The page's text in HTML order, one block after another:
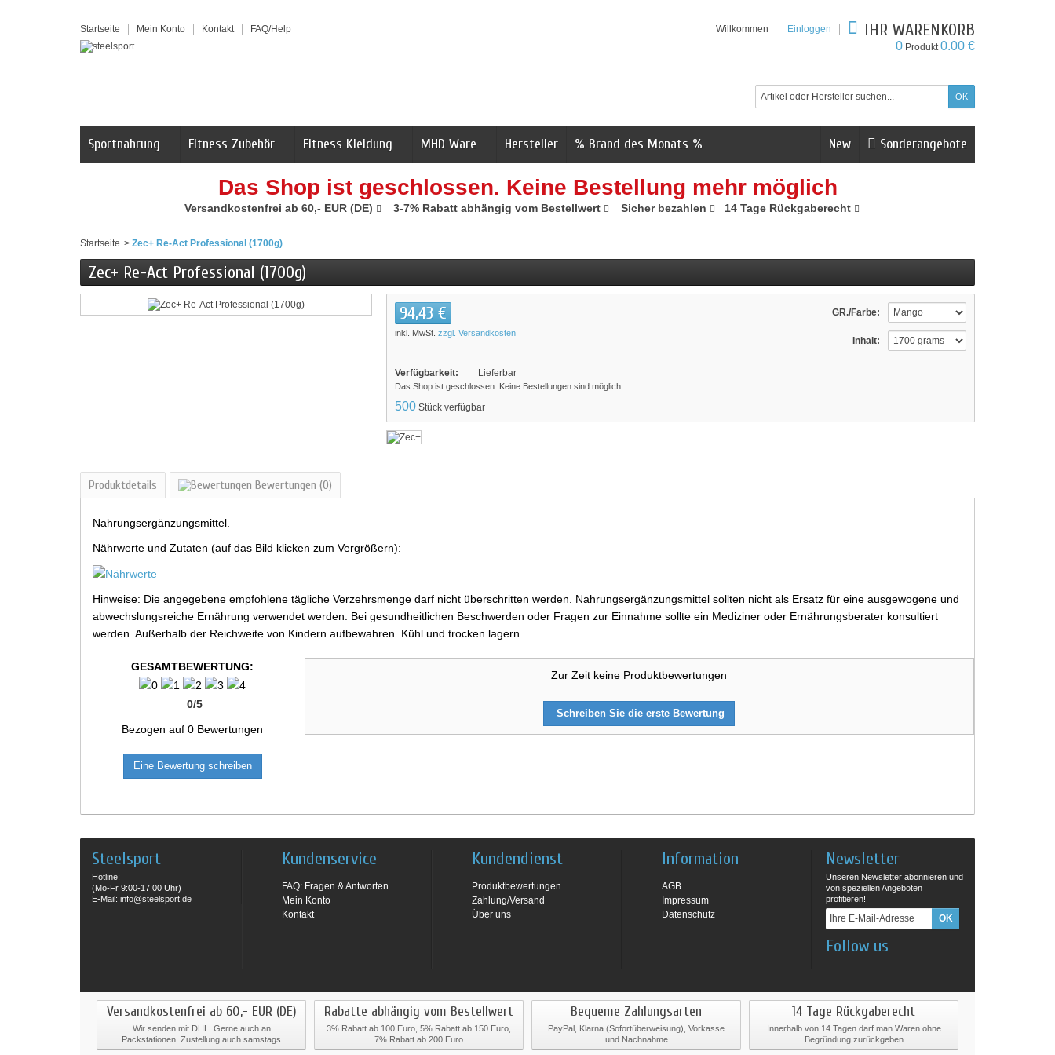
Startseite Mein Konto Kontakt FAQ/Help Willkommen Einloggen IHR WARENKORB
0 Produkt0.00 €
Sonderangebote
New
Sportnahrung Fitness Zubehör Fitness Kleidung MHD Ware Hersteller % Brand des Monats %
Das Shop ist geschlossen. Keine Bestellung mehr möglich
Versandkostenfrei ab 60,- EUR (DE) 3-7% Rabatt abhängig vom Bestellwert Sicher bezahlen 14 Tage Rückgaberecht
Startseite > Zec+ Re-Act Professional (1700g)
Zec+ Re-Act Professional (1700g)
GR./Farbe:
Inhalt:
94,43 €
inkl. MwSt. zzgl. Versandkosten
Verfügbarkeit: Lieferbar
Das Shop ist geschlossen. Keine Bestellungen sind möglich.
500 Stück verfügbar
Produktdetails Bewertungen (0)
Nahrungsergänzungsmittel.
Nährwerte und Zutaten (auf das Bild klicken zum Vergrößern):
Hinweise: Die angegebene empfohlene tägliche Verzehrsmenge darf nicht überschritten werden. Nahrungsergänzungsmittel sollten nicht als Ersatz für eine ausgewogene und
abwechslungsreiche Ernährung verwendet werden. Bei gesundheitlichen Beschwerden oder Fragen zur Einnahme sollte ein Mediziner oder Ernährungsberater konsultiert
werden. Außerhalb der Reichweite von Kindern aufbewahren. Kühl und trocken lagern.
GESAMTBEWERTUNG:
0/5
Bezogen auf0 Bewertungen
Eine Bewertung schreiben
Zur Zeit keine Produktbewertungen
Schreiben Sie die erste Bewertung
Steelsport
Hotline:
(Mo-Fr 9:00-17:00 Uhr)
E-Mail: info@steelsport.de
Kundenservice
FAQ: Fragen & Antworten
Mein Konto
Kontakt
Kundendienst
Produktbewertungen
Zahlung/Versand
Über uns
Information
AGB
Impressum
Datenschutz
Newsletter
Unseren Newsletter abonnieren und
von speziellen Angeboten
profitieren!
Follow us
Versandkostenfrei ab 60,- EUR (DE)
Wir senden mit DHL. Gerne auch an
Packstationen. Zustellung auch samstags
Rabatte abhängig vom Bestellwert
3% Rabatt ab 100 Euro, 5% Rabatt ab 150 Euro,
7% Rabatt ab 200 Euro
Bequeme Zahlungsarten
PayPal, Klarna (Sofortüberweisung), Vorkasse
und Nachnahme
14 Tage Rückgaberecht
Innerhalb von 14 Tagen darf man Waren ohne
Begründung zurückgeben